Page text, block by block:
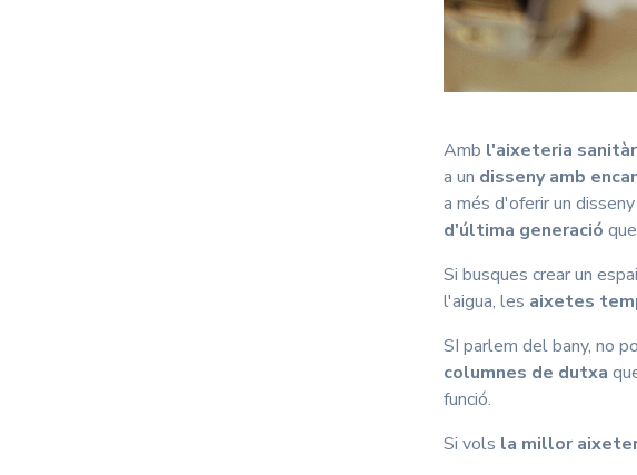
Amb l'aixeteria
a un disseny amb
a més d'oferir un
d'última generació
Si busques crear un
l'aigua, les aixetes
SI parlem del bany, no
columnes de dutxa
funció.
Si vols la millor